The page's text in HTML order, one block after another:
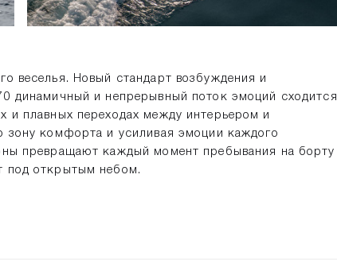
веселья. Новый стандарт возбуждения и
динамичный и непрерывный поток эмоций сходится
и плавных переходах между интерьером и
зону комфорта и усиливая эмоции каждого
превращают каждый момент пребывания на борту
под открытым небом.